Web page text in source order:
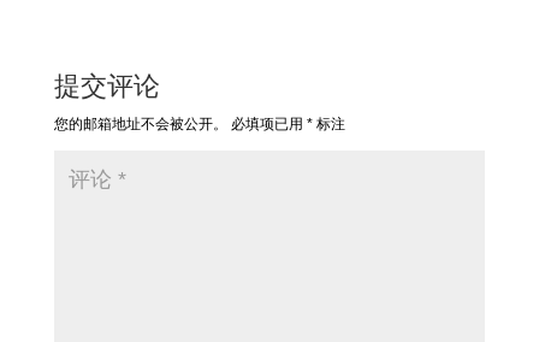
提交评论
您的邮箱地址不会被公开。 必填项已用 *标注